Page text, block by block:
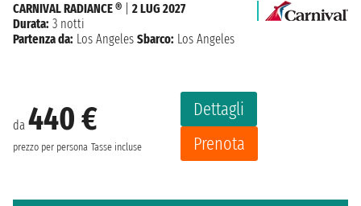
da 440 €
prezzo per persona Tasse incluse
Dettagli
Prenota
CARNIVAL RADIANCE ®
2 LUG 2027
Durata: 3 notti
Partenza da: Los Angeles Sbarco: Los Angeles